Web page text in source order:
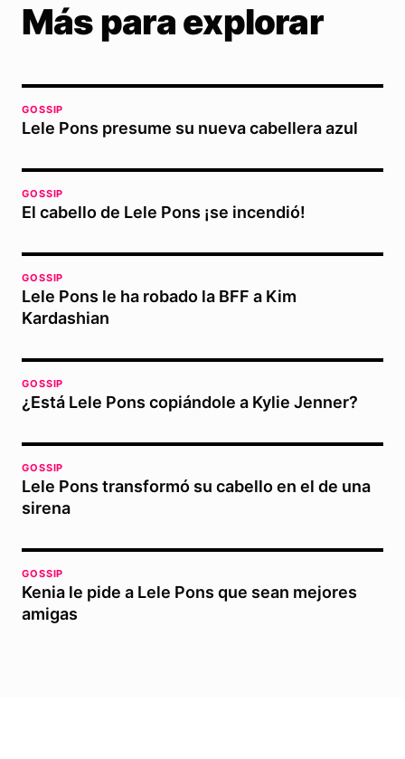
Más para explorar
GOSSIP
Lele Pons presume su nueva cabellera azul
GOSSIP
El cabello de Lele Pons ¡se incendió!
GOSSIP
Lele Pons le ha robado la BFF a Kim
Kardashian
GOSSIP
¿Está Lele Pons copiándole a Kylie Jenner?
GOSSIP
Lele Pons transformó su cabello en el de una
sirena
GOSSIP
Kenia le pide a Lele Pons que sean mejores
amigas